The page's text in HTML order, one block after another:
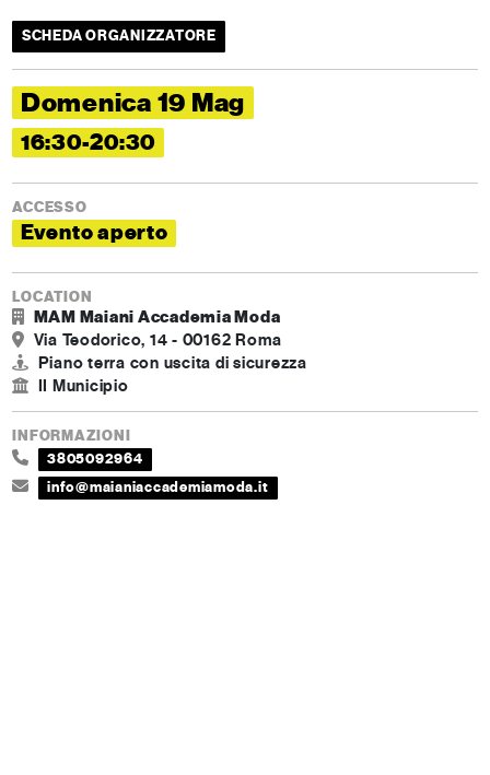
SCHEDA ORGANIZZATORE
Domenica 19 Mag
16:30-20:30
ACCESSO
Evento aperto
LOCATION
MAM Maiani Accademia Moda
Via Teodorico, 14 - 00162 Roma
Piano terra con uscita di sicurezza
II Municipio
INFORMAZIONI
3805092964
info@maianiaccademiamoda.it